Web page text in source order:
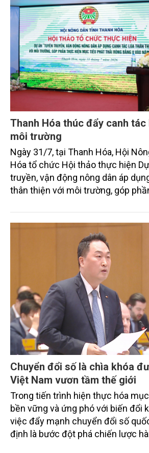
Thanh Hóa thúc đẩy canh tác
môi trường
Ngày 31/7, tại Thanh Hóa, Hội
Hóa tổ chức Hội thảo thực hiện
truyền, vận động nông dân áp
thân thiện với môi trường, góp
trình thu hút sự tham gia của
từ các cơ quan quản lý nhà nước,
doanh nghiệp, hợp tác xã và nông
tiếp triển khai mô hình sản xuất
Chuyển đổi số là chìa khóa
Việt Nam vươn tầm thế giới
Trong tiến trình hiện thực hóa
bền vững và ứng phó với biến đổi
việc đẩy mạnh chuyển đổi số
định là bước đột phá chiến lược